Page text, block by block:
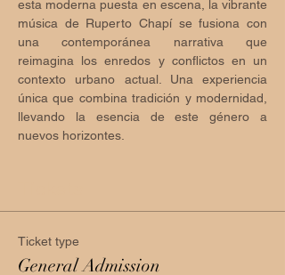
esta moderna puesta en escena, la vibrante
música de Ruperto Chapí se fusiona con
una contemporánea narrativa que
reimagina los enredos y conflictos en un
contexto urbano actual. Una experiencia
única que combina tradición y modernidad,
llevando la esencia de este género a
nuevos horizontes.
Ticket type
General Admission